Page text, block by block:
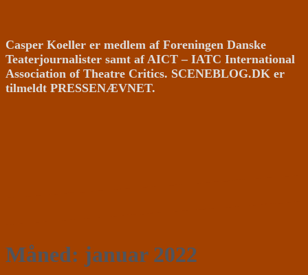
Casper Koeller er medlem af Foreningen Danske
Teaterjournalister samt af AICT – IATC International
Association of Theatre Critics. SCENEBLOG.DK er
tilmeldt PRESSENÆVNET.
Måned: januar 2022